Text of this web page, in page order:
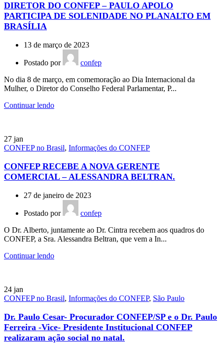
DIRETOR DO CONFEP – PAULO APOLO
PARTICIPA DE SOLENIDADE NO PLANALTO EM
BRASÍLIA
13 de março de 2023
Postado por
confep
No dia 8 de março, em comemoração ao Dia Internacional da
Mulher, o Diretor do Conselho Federal Parlamentar, P...
Continuar lendo
27 jan
CONFEP no Brasil, Informações do CONFEP
CONFEP RECEBE A NOVA GERENTE
COMERCIAL – ALESSANDRA BELTRAN.
27 de janeiro de 2023
Postado por
confep
O Dr. Alberto, juntamente ao Dr. Cintra recebem aos quadros do
CONFEP, a Sra. Alessandra Beltran, que vem a In...
Continuar lendo
24 jan
CONFEP no Brasil, Informações do CONFEP, São Paulo
Dr. Paulo Cesar- Procurador CONFEP/SP e o Dr. Paulo
Ferreira -Vice- Presidente Institucional CONFEP
realizaram ação social no natal.